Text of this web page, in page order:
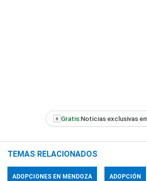
+ Gratis:Noticias exclusivas en
TEMAS RELACIONADOS
ADOPCIONES EN MENDOZA ADOPCIÓN